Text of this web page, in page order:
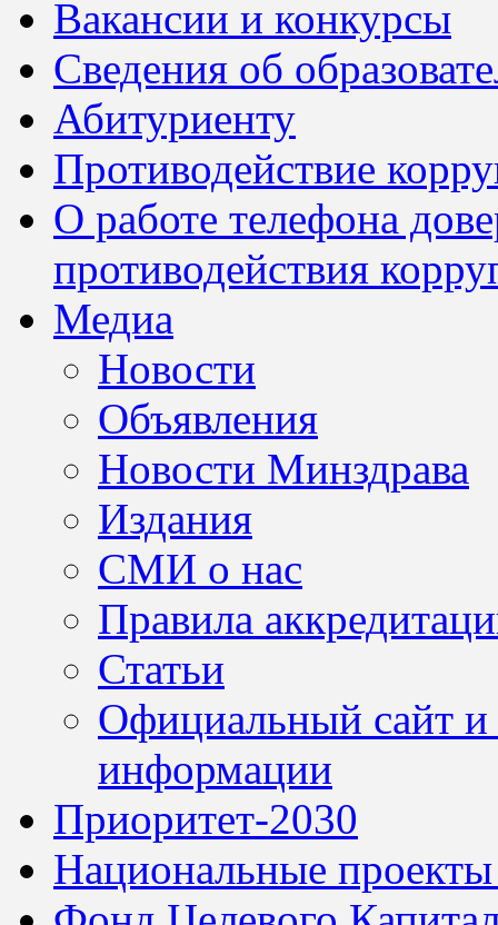
Вакансии и конкурсы
Сведения об
Абитуриенту
Противодействие
О работе телефона
противодействия
Медиа
Новости
Объявления
Новости Минздрава
Издания
СМИ о нас
Правила
Статьи
Официальный сайт
информации
Приоритет-2030
Национальные